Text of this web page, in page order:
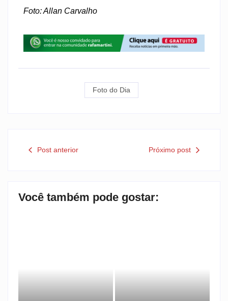
Foto: Allan Carvalho
Foto do Dia
Post anterior Próximo post
Você também pode gostar: